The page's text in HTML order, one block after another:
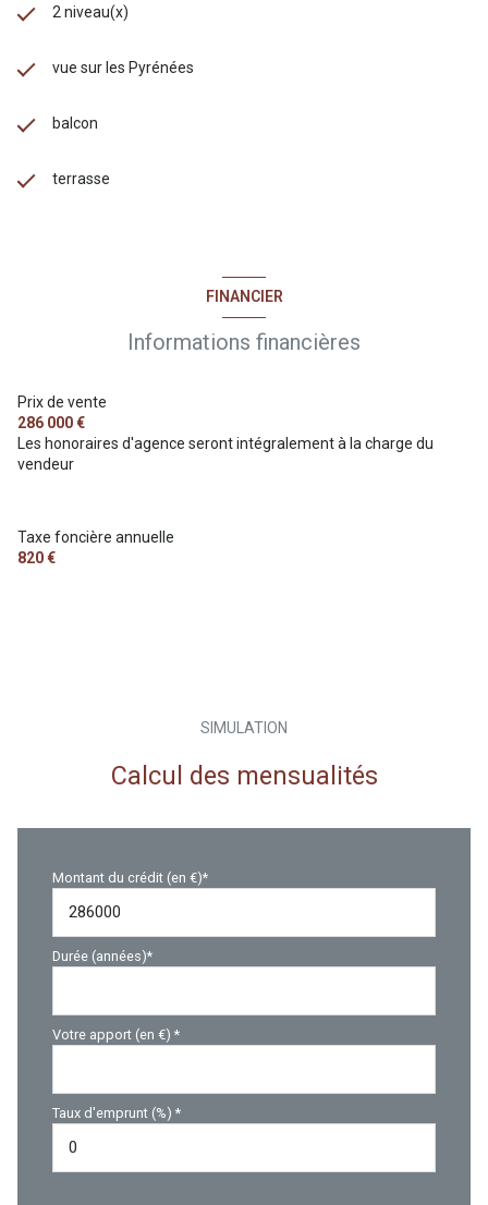
2 niveau(x)
vue sur les Pyrénées
balcon
terrasse
FINANCIER
Informations financières
Prix de vente
286 000 €
Les honoraires d'agence seront intégralement à la charge du
vendeur
Taxe foncière annuelle
820 €
SIMULATION
Calcul des mensualités
Montant du crédit (en €)*
Durée (années)*
Votre apport (en €) *
Taux d'emprunt (%) *